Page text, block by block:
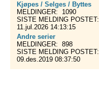
Kjøpes / Selges / Byttes
MELDINGER: 1090
SISTE MELDING POSTET:
11.jul.2026 14:13:15
Andre serier
MELDINGER: 898
SISTE MELDING POSTET:
09.des.2019 08:37:50